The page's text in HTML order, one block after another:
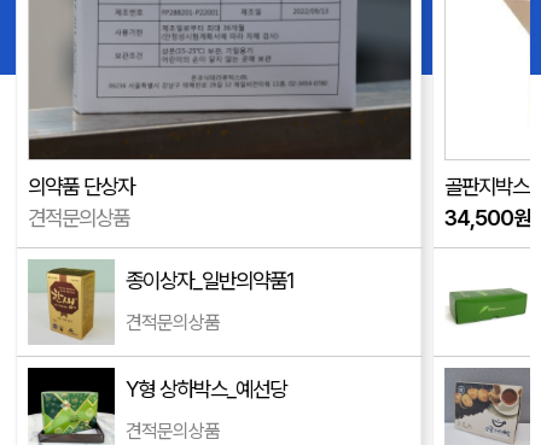
김OO 소형패키지
서OO 의료기기 포장상자
박OO 08-03
최OO 다이어트환 박스
이OO
이OO 08-03
의약품 단상자
견적문의상품
종이상자_일반의약품1
견적문의상품
Y형 상하박스_예선당
견적문의상품
34,500원